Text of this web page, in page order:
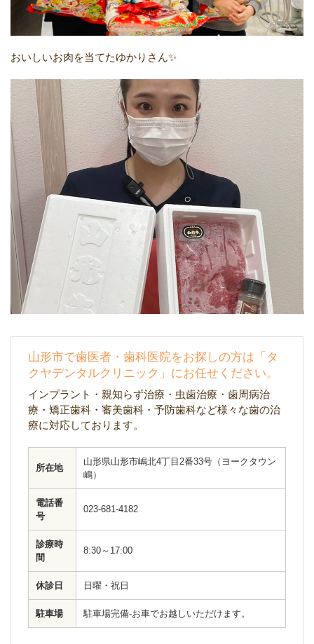
おいしいお肉を当てたゆかりさん✨
山形市で歯医者・歯科医院をお探しの方は「タ
クヤデンタルクリニック」にお任せください。
インプラント・親知らず治療・虫歯治療・歯周病治
療・矯正歯科・審美歯科・予防歯科など様々な歯の治
療に対応しております。
所在地
山形県山形市嶋北4丁目2番33号（ヨークタウン
嶋）
電話番
号
023-681-4182
診療時
間
8:30～17:00
休診日 日曜・祝日
駐車場 駐車場完備-お車でお越しいただけます。